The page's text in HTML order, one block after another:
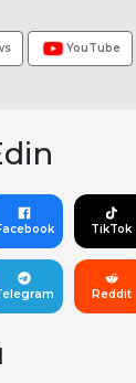
YouTube
TikTok
Reddit